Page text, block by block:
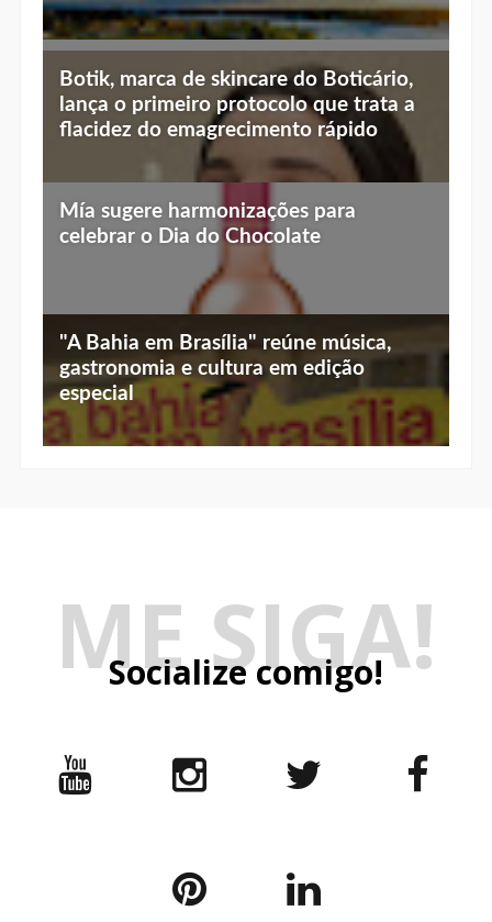
Top 10 jantares românticos em Brasília:
luz baixa, vista linda e menu especial
Botik, marca de skincare do Boticário,
lança o primeiro protocolo que trata a
flacidez do emagrecimento rápido
Mía sugere harmonizações para
celebrar o Dia do Chocolate
"A Bahia em Brasília" reúne música,
gastronomia e cultura em edição
especial
ME SIGA!
Socialize comigo!